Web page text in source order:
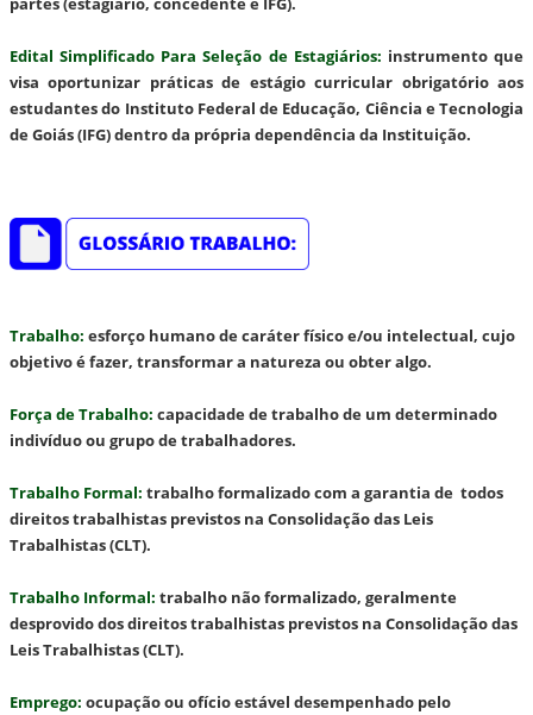
Edital Simplificado Para Seleção de Estagiários: instrumento que
visa oportunizar práticas de estágio curricular obrigatório aos
estudantes do Instituto Federal de Educação, Ciência e Tecnologia
de Goiás (IFG) dentro da própria dependência da Instituição.
Trabalho: esforço humano de caráter físico e/ou intelectual, cujo
objetivo é fazer, transformar a natureza ou obter algo.
Força de Trabalho: capacidade de trabalho de um determinado
indivíduo ou grupo de trabalhadores.
Trabalho Formal: trabalho formalizado com a garantia de todos
direitos trabalhistas previstos na Consolidação das Leis
Trabalhistas (CLT).
Trabalho Informal: trabalho não formalizado, geralmente
desprovido dos direitos trabalhistas previstos na Consolidação das
Leis Trabalhistas (CLT).
Emprego: ocupação ou ofício estável desempenhado pelo